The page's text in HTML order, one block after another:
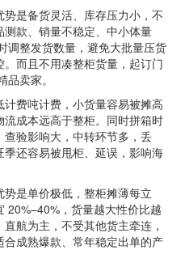
是备货灵活、库存压力小，不
款、销量不稳定、中小体量
调整发货数量，避免大批量压货
而且不用凑整柜货量，起订门
卖家。
费吨计费，小货量容易被摊高
成本远高于整柜。同时拼箱时
验影响大，中转环节多，丢
还容易被甩柜、延误，影响海
是单价极低，整柜摊薄每立
20%–40%，货量越大性价比越
航为主，不受其他货主牵连，
成熟爆款、常年稳定出单的产